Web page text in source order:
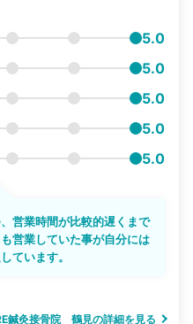
5.0
5.0
5.0
5.0
5.0
営業時間が比較的遅くまで
営業していた事が自分には
ています。
鍼灸接骨院 鶴見の詳細を見る